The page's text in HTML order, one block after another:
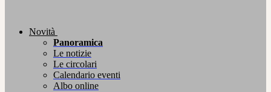
Novità
Panoramica
Le notizie
Le circolari
Calendario eventi
Albo online